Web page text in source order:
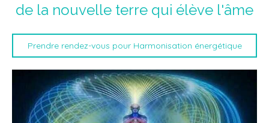
de la nouvelle terre qui élève l'âme
Prendre rendez-vous pour Harmonisation énergétique